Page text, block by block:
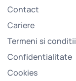
Contact
Cariere
Termeni si conditii
Confidentialitate
Cookies